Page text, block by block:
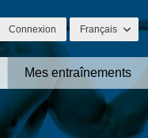
Connexion Français
Mes entraînements